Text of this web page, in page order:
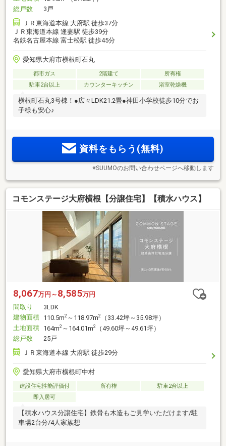
総戸数
3戸
ＪＲ東海道本線 大府駅 徒歩37分
ＪＲ東海道本線 逢妻駅 徒歩39分
名鉄名古屋本線 富士松駅 徒歩45分
愛知県大府市横根町石丸
都市ガス 2階建て
所有権
駐車2台以上
カウンターキッチン 浴室乾燥機
横根町石丸3号棟！●広々LDK21.2畳●神田小学校徒歩10分でお
子様も安心♪
資料をもらう(無料)
※SUUMOのお問い合わせページへ移動します
コモンステージ大府横根【分譲住宅】【積水ハウス】
8,067万円～ 8,585万円
間取り
3LDK
建物面積 110.5m2 ～118.97m2
（33.42坪～35.98坪）
土地面積 164m2 ～164.01m2
（49.60坪～49.61坪）
総戸数
25戸
ＪＲ東海道本線 大府駅 徒歩29分
愛知県大府市横根町中村
建設住宅性能評価付 所有権
駐車2台以上
即入居可
【積水ハウス分譲住宅】鉄骨も木造もご見学いただけます/駐
車場2台分/4人家族想